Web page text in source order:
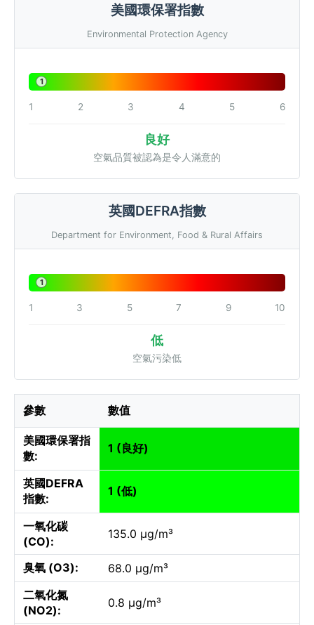
美國環保署指數
Environmental Protection Agency
1
1 2 3 4 5 6
良好
空氣品質被認為是令人滿意的
英國DEFRA指數
Department for Environment, Food & Rural Affairs
1
1 3 5 7 9 10
低
空氣污染低
參數 數值
美國環保署指
數:
1 (良好)
英國DEFRA
指數:
1 (低)
一氧化碳
(CO):
135.0 µg/m³
臭氧 (O3):
68.0 µg/m³
二氧化氮
(NO2):
0.8 µg/m³